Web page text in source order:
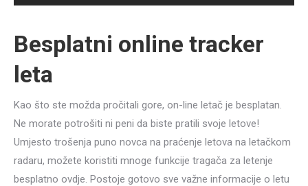
Besplatni online tracker
leta
Kao što ste možda pročitali gore, on-line letač je besplatan.
Ne morate potrošiti ni peni da biste pratili svoje letove!
Umjesto trošenja puno novca na praćenje letova na letačkom
radaru, možete koristiti mnoge funkcije tragača za letenje
besplatno ovdje. Postoje gotovo sve važne informacije o letu